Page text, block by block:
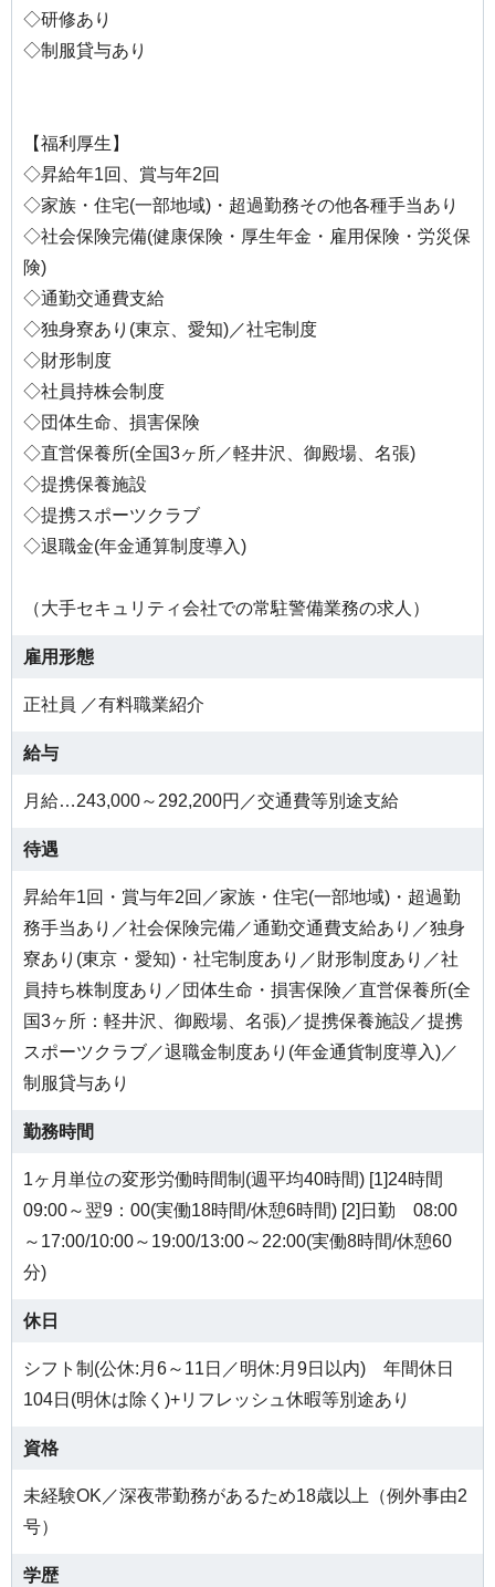
◇研修あり
◇制服貸与あり
【福利厚生】
◇昇給年1回、賞与年2回
◇家族・住宅(一部地域)・超過勤務その他各種手当あり
◇社会保険完備(健康保険・厚生年金・雇用保険・労災保
険)
◇通勤交通費支給
◇独身寮あり(東京、愛知)／社宅制度
◇財形制度
◇社員持株会制度
◇団体生命、損害保険
◇直営保養所(全国3ヶ所／軽井沢、御殿場、名張)
◇提携保養施設
◇提携スポーツクラブ
◇退職金(年金通算制度導入)
（大手セキュリティ会社での常駐警備業務の求人）
雇用形態
正社員 ／有料職業紹介
給与
月給…243,000～292,200円／交通費等別途支給
待遇
昇給年1回・賞与年2回／家族・住宅(一部地域)・超過勤
務手当あり／社会保険完備／通勤交通費支給あり／独身
寮あり(東京・愛知)・社宅制度あり／財形制度あり／社
員持ち株制度あり／団体生命・損害保険／直営保養所(全
国3ヶ所：軽井沢、御殿場、名張)／提携保養施設／提携
スポーツクラブ／退職金制度あり(年金通貨制度導入)／
制服貸与あり
勤務時間
1ヶ月単位の変形労働時間制(週平均40時間) [1]24時間
09:00～翌9：00(実働18時間/休憩6時間) [2]日勤 08:00
～17:00/10:00～19:00/13:00～22:00(実働8時間/休憩60
分)
休日
シフト制(公休:月6～11日／明休:月9日以内) 年間休日
104日(明休は除く)+リフレッシュ休暇等別途あり
資格
未経験OK／深夜帯勤務があるため18歳以上（例外事由2
号）
学歴